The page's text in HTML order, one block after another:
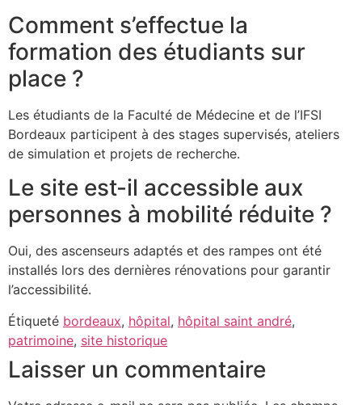
Comment s’effectue la
formation des étudiants sur
place ?
Les étudiants de la Faculté de Médecine et de l’IFSI
Bordeaux participent à des stages supervisés, ateliers
de simulation et projets de recherche.
Le site est-il accessible aux
personnes à mobilité réduite ?
Oui, des ascenseurs adaptés et des rampes ont été
installés lors des dernières rénovations pour garantir
l’accessibilité.
Étiqueté bordeaux, hôpital, hôpital saint andré,
patrimoine, site historique
Laisser un commentaire